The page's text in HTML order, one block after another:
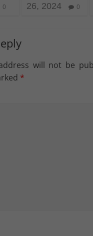
0
26, 2024
0
will not be
*